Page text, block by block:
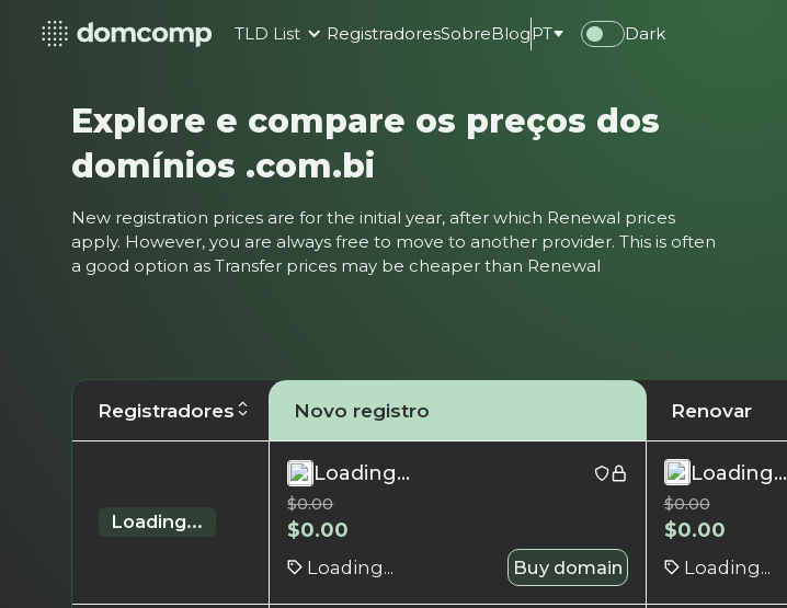
TLD List RegistradoresSobreBlogPT Dark
Explore e compare os preços dos
domínios .com.bi
New registration prices are for the initial year, after which Renewal prices
apply. However, you are always free to move to another provider. This is often
a good option as Transfer prices may be cheaper than Renewal
Registradores Novo registro Renovar
Loading...
Loading...
$0.00
$0.00
Loading... Buy domain
Loading...
$0.00
$0.00
Loading...